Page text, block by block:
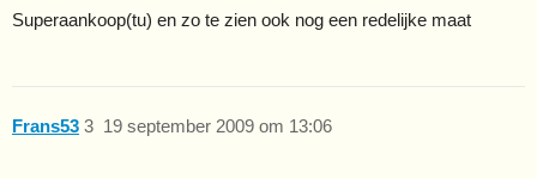
Superaankoop(tu) en zo te zien ook nog een redelijke maat
Frans53 19 september 2009 om 13:06
3